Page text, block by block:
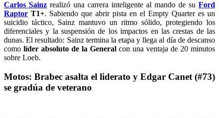
Carlos Sainz realizó una carrera inteligente al mando de su Ford
Raptor T1+. Sabiendo que abrir pista en el Empty Quarter es un
suicidio táctico, Sainz mantuvo un ritmo sólido, protegiendo los
diferenciales y la suspensión de los impactos en las crestas de las
dunas. El resultado: Sainz termina la etapa y llega al día de descanso
como líder absoluto de la General con una ventaja de 20 minutos
sobre Loeb.
Motos: Brabec asalta el liderato y Edgar Canet (#73)
se gradúa de veterano